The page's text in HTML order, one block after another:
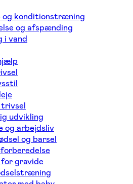
og konditionstræning
og afspænding
i vand
udvikling
og arbejdsliv
og barsel
gravide